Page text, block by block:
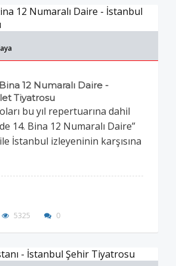
12 Numaralı Daire -
Tiyatrosu
bu yıl repertuarına dahil
14. Bina 12 Numaralı Daire”
İstanbul izleyeninin karşısına
5325 0